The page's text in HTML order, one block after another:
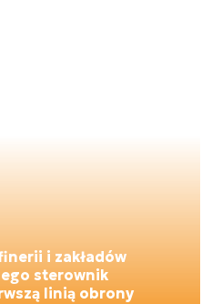
i zakładów
sterownik
linią obrony